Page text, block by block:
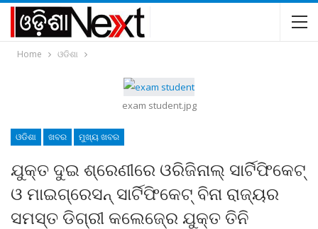
Home ଓଡିଶା
exam student.jpg
ଓଡିଶା ଖବର ମୁଖ୍ୟ ଖବର
ଯୁକ୍ତ ଦୁଇ ଶ୍ରେଣୀରେ ଓରିଜିନାଲ୍‍ ସାର୍ଟିଫିକେଟ୍‍
ଓ ମାଇଗ୍ରେସନ୍‍ ସାର୍ଟିଫିକେଟ୍‍ ବିନା ରାଜ୍ୟର
ସମସ୍ତ ଡିଗ୍ରୀ କଲେଜ୍‍ରେ ଯୁକ୍ତ ତିନି